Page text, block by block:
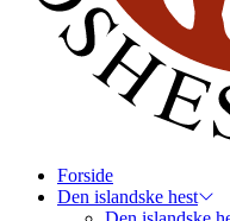
Forside
Den islandske hest